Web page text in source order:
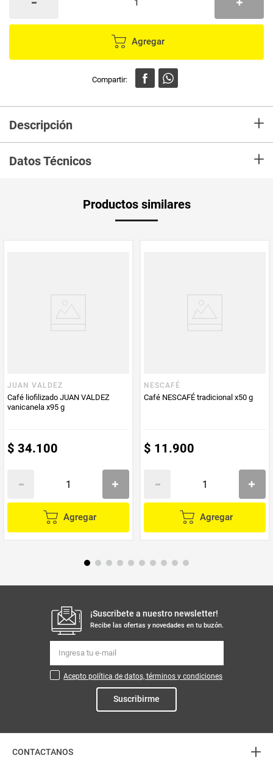
Agregar
Descripción +
sabor de toda Colombia, es sabor a tradición, es el café de nuestra gente.
Datos Técnicos +
Producto (kg)
Productos similares
JUAN VALDEZ
Café liofilizado JUAN VALDEZ
vanicanela x95 g
$ 34.100
Agregar
NESCAFÉ
Café NESCAFÉ tradicional x50 g
$ 11.900
Agregar
¡Suscribete a nuestro newsletter!
Recibe las ofertas y novedades en tu buzón.
Acepto política de datos, términos y condiciones
Suscribirme
CONTACTANOS +